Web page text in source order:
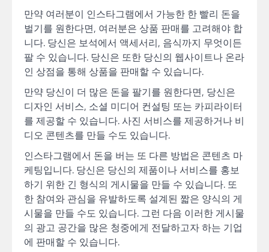
만약 여러분이 인스타그램에서 가능한 한 빨리 돈을
벌기를 원한다면, 여러분은 상품 판매를 고려해야 합
니다. 당신은 보석에서 액세서리, 음식까지 무엇이든
팔 수 있습니다. 당신은 또한 당신의 웹사이트나 온라
인 상점을 통해 상품을 판매할 수 있습니다.
만약 당신이 더 많은 돈을 팔기를 원한다면, 당신은
디자인 서비스, 소셜 미디어 컨설팅 또는 카피라이터
를 제공할 수 있습니다. 사진 서비스를 제공하거나 비
디오 콘텐츠를 만들 수도 있습니다.
인스타그램에서 돈을 버는 또 다른 방법은 콘텐츠 마
케팅입니다. 당신은 당신의 제품이나 서비스를 홍보
하기 위한 긴 형식의 게시물을 만들 수 있습니다. 또
한 참여와 관심을 유발하도록 설계된 짧은 양식의 게
시물을 만들 수도 있습니다. 그런 다음 이러한 게시물
의 광고 공간을 많은 청중에게 전달하고자 하는 기업
에 판매할 수 있습니다.